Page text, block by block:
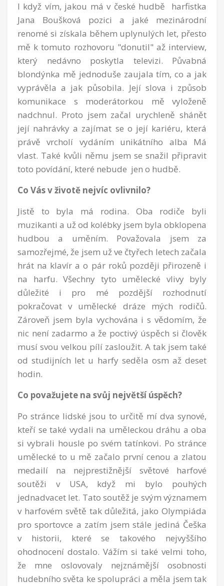
I když vím, jakou má v české hudbě harfistka
Jana Boušková pozici a jaké mezinárodní
renomé si získala během uplynulých let, přesto
mě k tomuto rozhovoru "donutil" až interview,
který nedávno poskytla televizi. Půvabná
blondýnka mě jednoduše zaujala tím, co a jak
vyprávěla a jak působila. Její slova i způsob
komunikace s moderátorkou mě vyloženě
nadchnul. Proto jsem začal urychleně shánět
její nahrávky a zajímat se o její kariéru, která
právě vrcholí vydáním unikátního alba Má
vlast. Také kvůli němu jsem se snažil připravit
toto povídání, které nebude jen o hudbě.
Co Vás v životě nejvíc ovlivnilo?
Jistě to byla má rodina. Oba rodiče byli
muzikanti a už od kolébky jsem byla obklopena
hudbou a uměním. Považovala jsem za
samozřejmé, že jsem už ve čtyřech letech začala
hrát na klavír a o pár roků později přirozeně i
na harfu. Všechny tyto umělecké vlivy byly
důležité i pro mé pozdější rozhodnutí
pokračovat v umělecké dráze mých rodičů.
Zároveň jsem byla vychována i s vědomím, že
nic není zadarmo a že poctivý úspěch si člověk
musí svou velkou pílí zasloužit. A tak jsem také
od studijních let u harfy seděla osm až deset
hodin.
Co považujete na svůj největší úspěch?
Po stránce lidské jsou to určitě mí dva synové,
kteří se také vydali na uměleckou dráhu a oba
si vybrali housle po svém tatínkovi. Po stránce
umělecké to u mě začalo první cenou a zlatou
medailí na nejprestižnější světové harfové
soutěži v USA, když mi bylo pouhých
jednadvacet let. Tato soutěž je svým významem
v harfovém světě tak důležitá, jako Olympiáda
pro sportovce a zatím jsem stále jediná Češka
v historii, které se takového nejvyššího
ohodnocení dostalo. Vážím si také velmi toho,
že mne oslovovaly nejznámější osobnosti
hudebního světa ke spolupráci a měla jsem tak